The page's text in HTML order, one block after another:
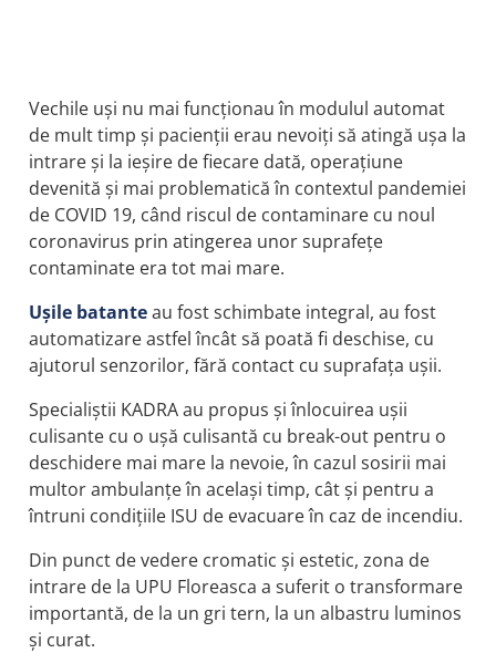
Vechile uși nu mai funcționau în modulul automat
de mult timp și pacienții erau nevoiți să atingă ușa la
intrare și la ieșire de fiecare dată, operațiune
devenită și mai problematică în contextul pandemiei
de COVID 19, când riscul de contaminare cu noul
coronavirus prin atingerea unor suprafețe
contaminate era tot mai mare.
Ușile batanteau fost schimbate integral, au fost
automatizare astfel încât să poată fi deschise, cu
ajutorul senzorilor, fără contact cu suprafața ușii.
Specialiștii KADRA au propus și înlocuirea ușii
culisante cu o ușă culisantă cu break-out pentru o
deschidere mai mare la nevoie, în cazul sosirii mai
multor ambulanțe în același timp, cât și pentru a
întruni condițiile ISU de evacuare în caz de incendiu.
Din punct de vedere cromatic și estetic, zona de
intrare de la UPU Floreasca a suferit o transformare
importantă, de la un gri tern, la un albastru luminos
și curat.